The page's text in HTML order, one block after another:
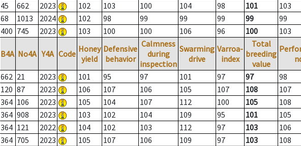
45 662 2023 102 103 100 104 98 101
103
68 1013 2024 102 98 99 99 99 99
99
400 745 2023 103 100 100 106 96 100 103
B4A No4A Y4A Code Honey
yield
Defensive
behavior
Calmness
during
inspection
Swarming
drive
Varroa-
index
Total
breeding
value
662 21 2023 101 95 97 101 97 97
98
120 87 2023 106 107 106 105 107 108
107
364 106 2023 105 104 107 112 100 105
108
364 908 2023 103 102 104 109 95 101
105
364 121 2022 104 102 103 112 97 103
106
364 705 2023 105 107 106 109 97 103
108